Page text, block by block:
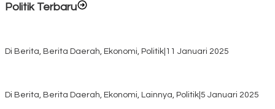
Politik Terbaru
Di Berita, Berita Daerah, Ekonomi, Politik 11 Januari 2025
Di Berita, Berita Daerah, Ekonomi, Lainnya, Politik 5 Januari 2025